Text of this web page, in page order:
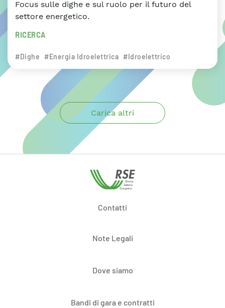
Focus sulle dighe e sul ruolo per il futuro del
settore energetico.
RICERCA
#Dighe #Energia Idroelettrica #Idroelettrico
Carica altri
Contatti
Note Legali
Dove siamo
Bandi di gara e contratti